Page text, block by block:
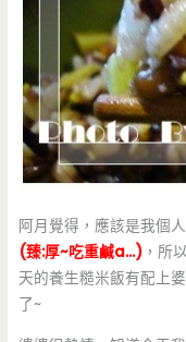
阿月覺得，應該是我個
(臻:厚~吃重鹹a…) ，所
天的養生糙米飯有配上
了~